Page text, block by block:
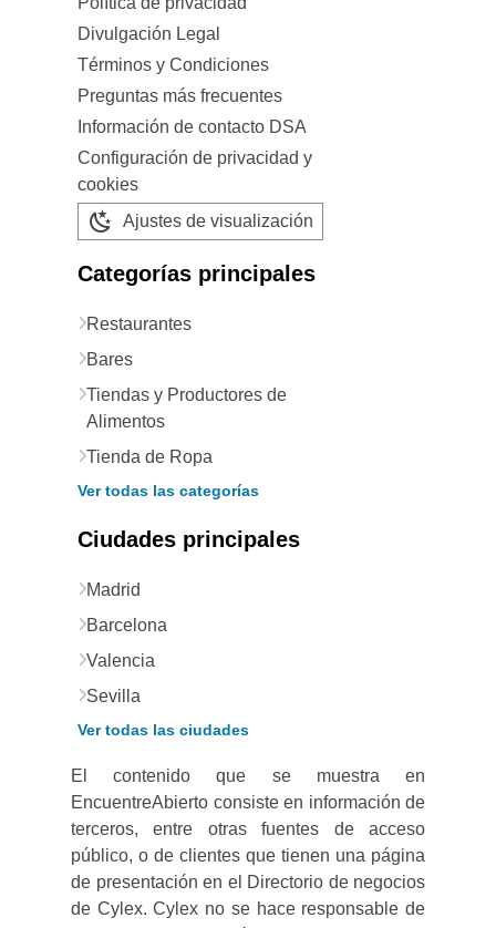
Divulgación Legal
Términos y Condiciones
Preguntas más frecuentes
Información de contacto DSA
Configuración de privacidad y
cookies
Ajustes de visualización
Categorías principales
Restaurantes
Bares
Tiendas y Productores de
Alimentos
Tienda de Ropa
Ver todas las categorías
Ciudades principales
Madrid
Barcelona
Valencia
Sevilla
Ver todas las ciudades
El contenido que se muestra en
EncuentreAbierto consiste en información de
terceros, entre otras fuentes de acceso
público, o de clientes que tienen una página
de presentación en el Directorio de negocios
de Cylex. Cylex no se hace responsable de